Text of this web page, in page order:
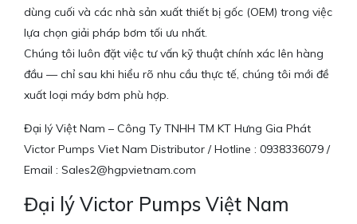
dùng cuối và các nhà sản xuất thiết bị gốc (OEM) trong việc
lựa chọn giải pháp bơm tối ưu nhất.
Chúng tôi luôn đặt việc tư vấn kỹ thuật chính xác lên hàng
đầu — chỉ sau khi hiểu rõ nhu cầu thực tế, chúng tôi mới đề
xuất loại máy bơm phù hợp.
Đại lý Việt Nam – Công Ty TNHH TM KT Hưng Gia Phát
Victor Pumps Viet Nam Distributor / Hotline : 0938336079 /
Email : Sales2@hgpvietnam.com
Đại lý Victor Pumps Việt Nam